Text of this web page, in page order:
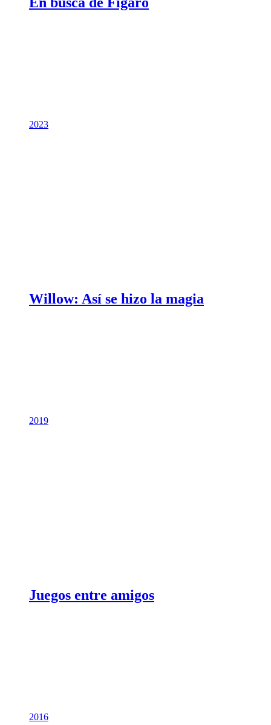
2023
Willow: Así se hizo la magia
2019
Juegos entre amigos
2016